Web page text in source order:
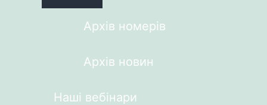
Архів номерів
Архів новин
Наші вебінари